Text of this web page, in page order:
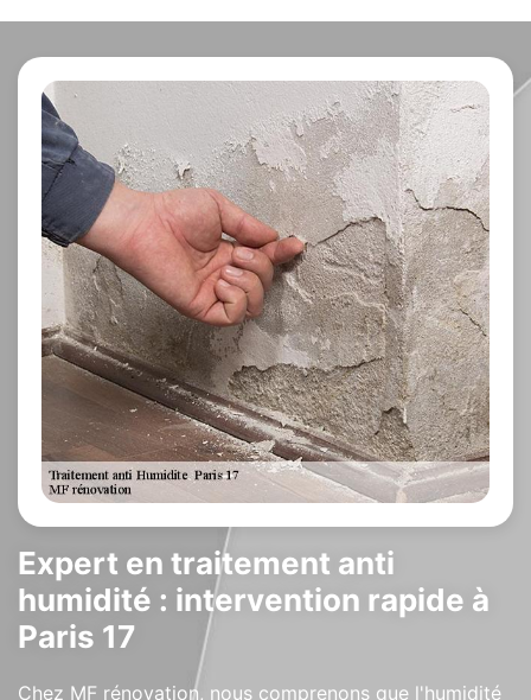
Expert en traitement anti
humidité : intervention rapide à
Paris 17
Chez MF rénovation, nous comprenons que l'humidité